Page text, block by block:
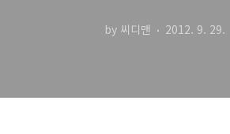
by 씨디맨 2012. 9. 29.